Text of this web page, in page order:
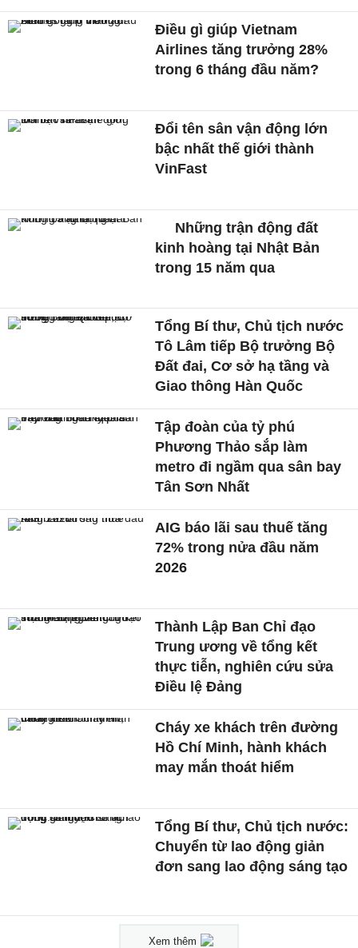
Điều gì giúp Vietnam
Airlines tăng trưởng 28%
trong 6 tháng đầu năm?
Đổi tên sân vận động lớn
bậc nhất thế giới thành
VinFast
Những trận động đất
kinh hoàng tại Nhật Bản
trong 15 năm qua
Tổng Bí thư, Chủ tịch nước
Tô Lâm tiếp Bộ trưởng Bộ
Đất đai, Cơ sở hạ tầng và
Giao thông Hàn Quốc
Tập đoàn của tỷ phú
Phương Thảo sắp làm
metro đi ngầm qua sân bay
Tân Sơn Nhất
AIG báo lãi sau thuế tăng
72% trong nửa đầu năm
2026
Thành Lập Ban Chỉ đạo
Trung ương về tổng kết
thực tiễn, nghiên cứu sửa
Điều lệ Đảng
Cháy xe khách trên đường
Hồ Chí Minh, hành khách
may mắn thoát hiểm
Tổng Bí thư, Chủ tịch nước:
Chuyển từ lao động giản
đơn sang lao động sáng tạo
Xem thêm